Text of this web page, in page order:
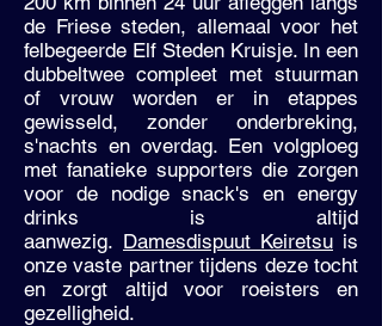
de Friese steden, allemaal voor het
felbegeerde Elf Steden Kruisje. In een
dubbeltwee compleet met stuurman
of vrouw worden er in etappes
gewisseld, zonder onderbreking,
s'nachts en overdag. Een volgploeg
met fanatieke supporters die zorgen
voor de nodige snack's en energy
drinks is altijd
aanwezig. Damesdispuut Keiretsu is
onze vaste partner tijdens deze tocht
en zorgt altijd voor roeisters en
gezelligheid.